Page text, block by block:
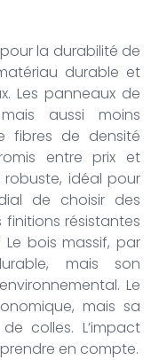
la durabilité de
durable et
Les panneaux de
aussi moins
fibres de densité
entre prix et
idéal pour
de choisir des
résistantes
bois massif, par
mais son
Le
mais sa
colles. L’impact
en compte.